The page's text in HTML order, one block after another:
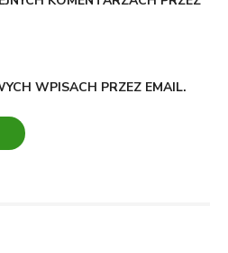
WPISACH PRZEZ EMAIL.